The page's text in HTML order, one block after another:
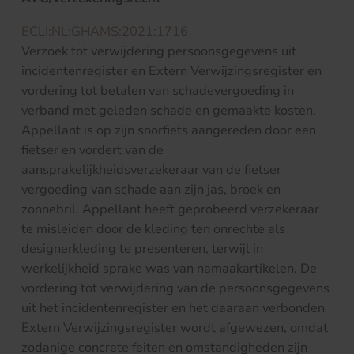
ECLI:NL:GHAMS:2021:1716
Verzoek tot verwijdering persoonsgegevens uit
incidentenregister en Extern Verwijzingsregister en
vordering tot betalen van schadevergoeding in
verband met geleden schade en gemaakte kosten.
Appellant is op zijn snorfiets aangereden door een
fietser en vordert van de
aansprakelijkheidsverzekeraar van de fietser
vergoeding van schade aan zijn jas, broek en
zonnebril. Appellant heeft geprobeerd verzekeraar
te misleiden door de kleding ten onrechte als
designerkleding te presenteren, terwijl in
werkelijkheid sprake was van namaakartikelen. De
vordering tot verwijdering van de persoonsgegevens
uit het incidentenregister en het daaraan verbonden
Extern Verwijzingsregister wordt afgewezen, omdat
zodanige concrete feiten en omstandigheden zijn